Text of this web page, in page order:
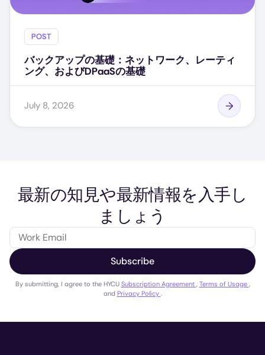
POST
バックアップの基礎：ネットワーク、レーティ
ング、およびDPaaSの基礎
July 8, 2026
最新の知見や最新情報を入手し
ましょう
Subscribe
By submitting, I agree to the HYCU Subscription Agreement , Terms of Usage ,
and Privacy Policy .